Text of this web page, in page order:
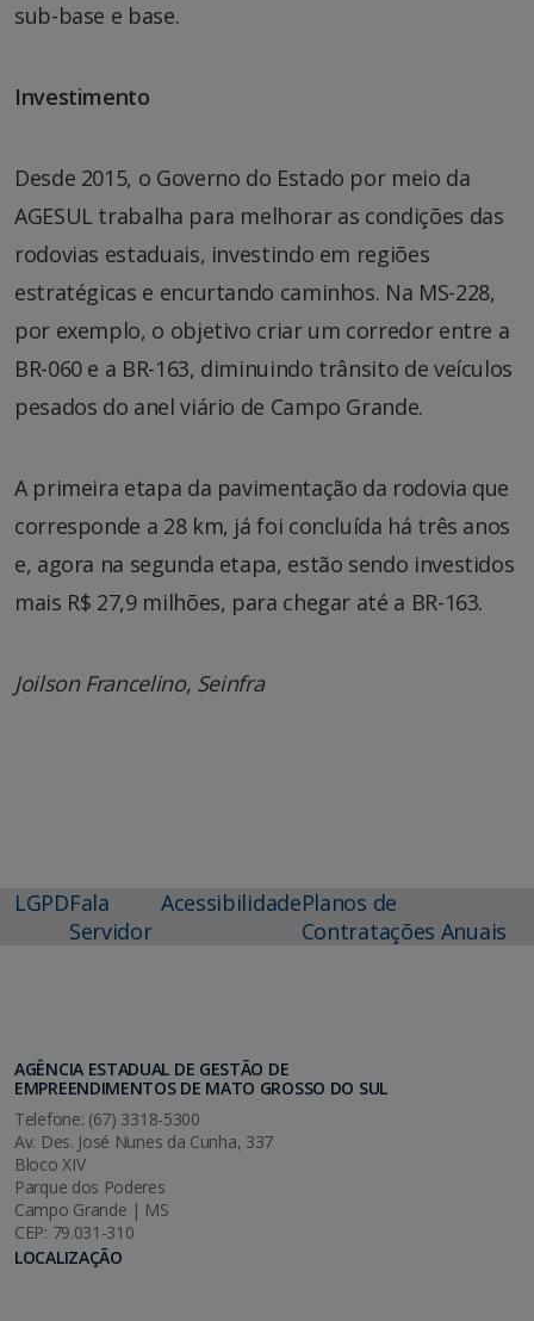
sub-base e base.
Investimento
Desde 2015, o Governo do Estado por meio da
AGESUL trabalha para melhorar as condições das
rodovias estaduais, investindo em regiões
estratégicas e encurtando caminhos. Na MS-228,
por exemplo, o objetivo criar um corredor entre a
BR-060 e a BR-163, diminuindo trânsito de veículos
pesados do anel viário de Campo Grande.
A primeira etapa da pavimentação da rodovia que
corresponde a 28 km, já foi concluída há três anos
e, agora na segunda etapa, estão sendo investidos
mais R$ 27,9 milhões, para chegar até a BR-163.
Joilson Francelino, Seinfra
LGPDFala
Servidor
AcessibilidadePlanos de
Contratações Anuais
AGÊNCIA ESTADUAL DE GESTÃO DE
EMPREENDIMENTOS DE MATO GROSSO DO SUL
Telefone: (67) 3318-5300
Av. Des. José Nunes da Cunha, 337
Bloco XIV
Parque dos Poderes
Campo Grande | MS
CEP: 79.031-310
LOCALIZAÇÃO